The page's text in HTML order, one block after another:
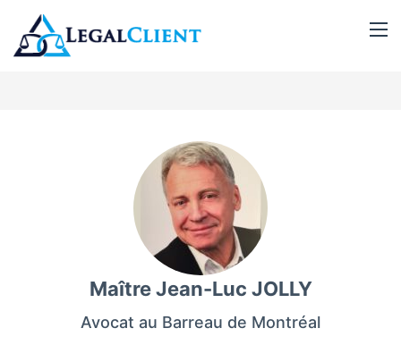
Maître Jean-Luc JOLLY
Avocat au Barreau de Montréal